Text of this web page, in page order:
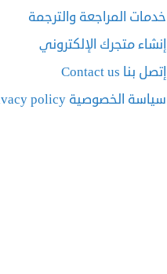
خدمات المراجعة والترجمة
إنشاء متجرك الإلكتروني
إتصل بنا Contact us
سياسة الخصوصية Privacy policy